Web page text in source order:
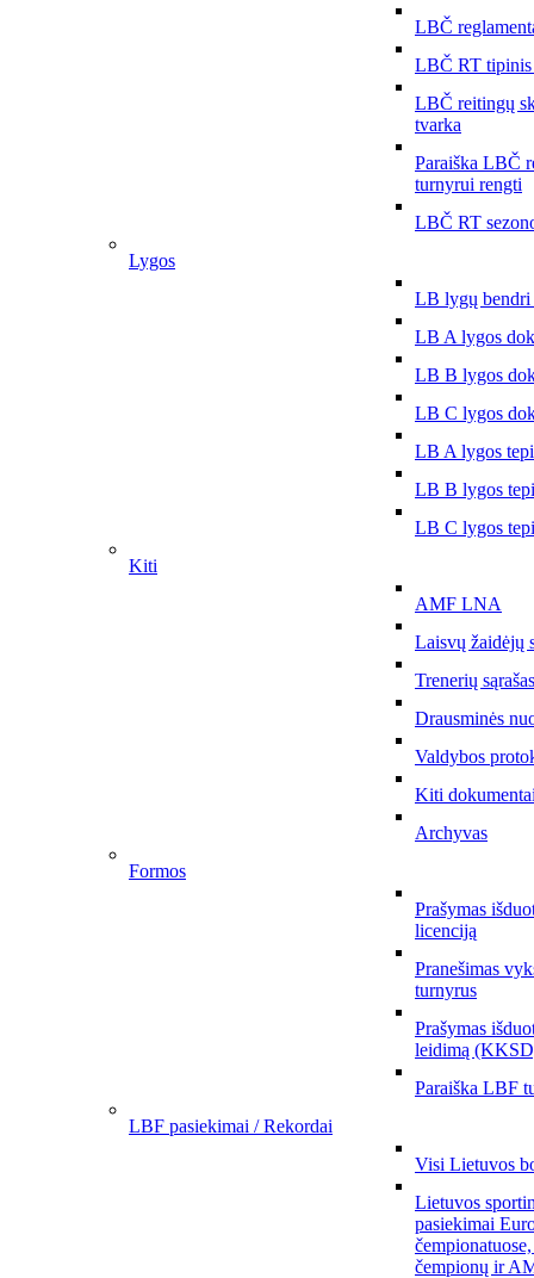
LBČ
LBČ RT tipinis
LBČ reitingų
tvarka
Paraiška LBČ
turnyrui rengti
LBČ RT
Lygos
LB lygų bendri
LB A lygos
LB B lygos
LB C lygos
LB A lygos
LB B lygos
LB C lygos
Kiti
AMF LNA
Laisvų žaidėjų
Trenerių sąrašas
Drausminės
Valdybos
Kiti
Archyvas
Formos
Prašymas
licenciją
Pranešimas
turnyrus
Prašymas
leidimą
Paraiška LBF
LBF pasiekimai / Rekordai
Visi Lietuvos
Lietuvos
pasiekimai
čempionų ir